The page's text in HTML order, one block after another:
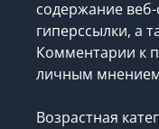
содержание
гиперссылки, а
Комментарии к
личным мнением
Возрастная